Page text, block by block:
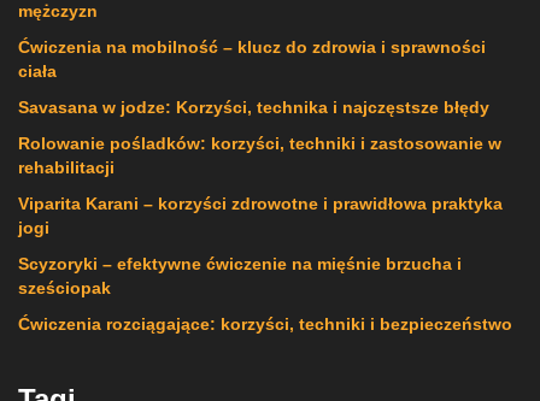
mężczyzn
Ćwiczenia na mobilność – klucz do zdrowia i sprawności
ciała
Savasana w jodze: Korzyści, technika i najczęstsze błędy
Rolowanie pośladków: korzyści, techniki i zastosowanie w
rehabilitacji
Viparita Karani – korzyści zdrowotne i prawidłowa praktyka
jogi
Scyzoryki – efektywne ćwiczenie na mięśnie brzucha i
sześciopak
Ćwiczenia rozciągające: korzyści, techniki i bezpieczeństwo